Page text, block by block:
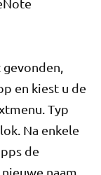
en kiest u de
Typ
Na enkele
de
naam